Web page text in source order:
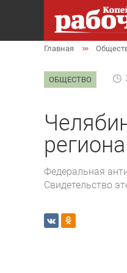
Главная
ОБЩЕСТВО
Федеральная
Свидетельство